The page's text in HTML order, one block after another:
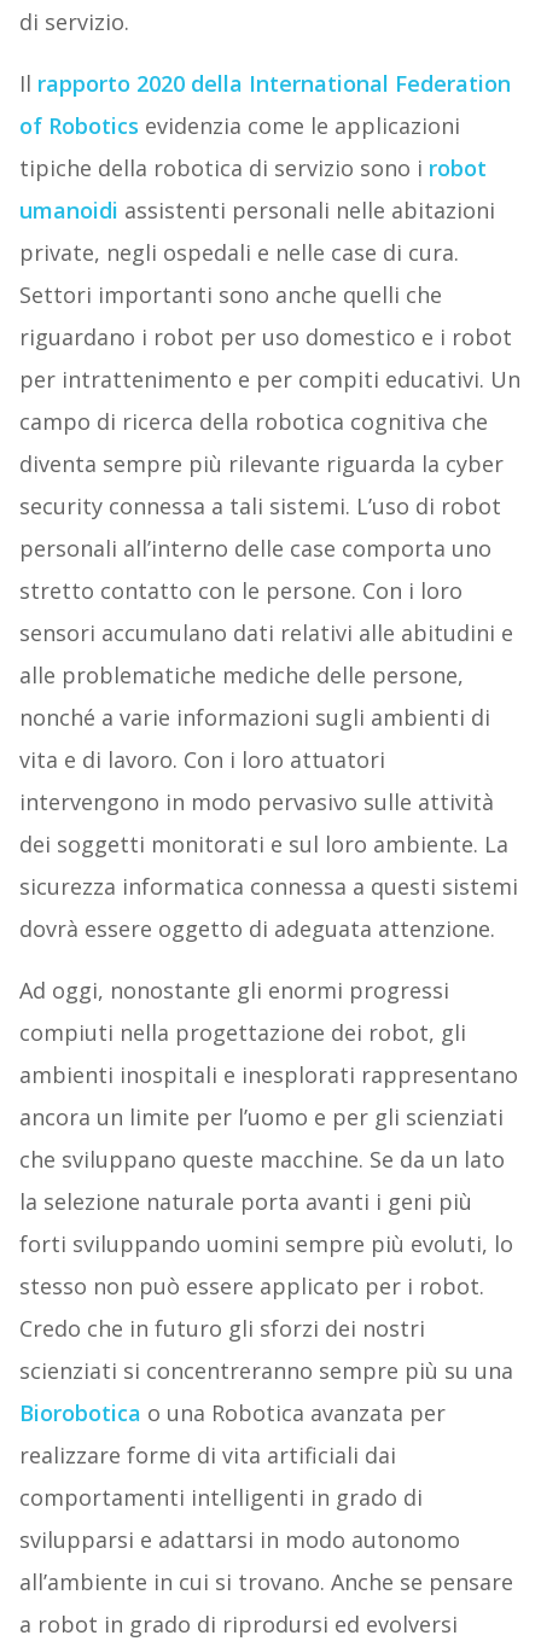
di servizio.
Il rapporto 2020 della International Federation
of Robotics evidenzia come le applicazioni
tipiche della robotica di servizio sono i robot
umanoidi assistenti personali nelle abitazioni
private, negli ospedali e nelle case di cura.
Settori importanti sono anche quelli che
riguardano i robot per uso domestico e i robot
per intrattenimento e per compiti educativi. Un
campo di ricerca della robotica cognitiva che
diventa sempre più rilevante riguarda la cyber
security connessa a tali sistemi. L’uso di robot
personali all’interno delle case comporta uno
stretto contatto con le persone. Con i loro
sensori accumulano dati relativi alle abitudini e
alle problematiche mediche delle persone,
nonché a varie informazioni sugli ambienti di
vita e di lavoro. Con i loro attuatori
intervengono in modo pervasivo sulle attività
dei soggetti monitorati e sul loro ambiente. La
sicurezza informatica connessa a questi sistemi
dovrà essere oggetto di adeguata attenzione.
Ad oggi, nonostante gli enormi progressi
compiuti nella progettazione dei robot, gli
ambienti inospitali e inesplorati rappresentano
ancora un limite per l’uomo e per gli scienziati
che sviluppano queste macchine. Se da un lato
la selezione naturale porta avanti i geni più
forti sviluppando uomini sempre più evoluti, lo
stesso non può essere applicato per i robot.
Credo che in futuro gli sforzi dei nostri
scienziati si concentreranno sempre più su una
Biorobotica o una Robotica avanzata per
realizzare forme di vita artificiali dai
comportamenti intelligenti in grado di
svilupparsi e adattarsi in modo autonomo
all’ambiente in cui si trovano. Anche se pensare
a robot in grado di riprodursi ed evolversi